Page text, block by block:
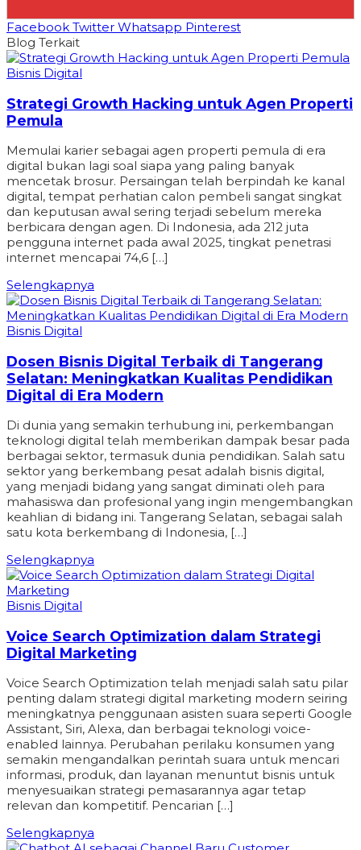
Facebook Twitter Whatsapp Pinterest
Blog Terkait
Bisnis Digital
Strategi Growth Hacking untuk Agen Properti
Pemula
Memulai karier sebagai agen properti pemula di era
digital bukan lagi soal siapa yang paling banyak
mencetak brosur. Persaingan telah berpindah ke kanal
digital, tempat perhatian calon pembeli sangat singkat
dan keputusan awal sering terjadi sebelum mereka
berbicara dengan agen. Di Indonesia, ada 212 juta
pengguna internet pada awal 2025, tingkat penetrasi
internet mencapai 74,6 […]
Selengkapnya
Bisnis Digital
Dosen Bisnis Digital Terbaik di Tangerang
Selatan: Meningkatkan Kualitas Pendidikan
Digital di Era Modern
Di dunia yang semakin terhubung ini, perkembangan
teknologi digital telah memberikan dampak besar pada
berbagai sektor, termasuk dunia pendidikan. Salah satu
sektor yang berkembang pesat adalah bisnis digital,
yang menjadi bidang yang sangat diminati oleh para
mahasiswa dan profesional yang ingin mengembangkan
keahlian di bidang ini. Tangerang Selatan, sebagai salah
satu kota berkembang di Indonesia, […]
Selengkapnya
Bisnis Digital
Voice Search Optimization dalam Strategi
Digital Marketing
Voice Search Optimization telah menjadi salah satu pilar
penting dalam strategi digital marketing modern seiring
meningkatnya penggunaan asisten suara seperti Google
Assistant, Siri, Alexa, dan berbagai teknologi voice-
enabled lainnya. Perubahan perilaku konsumen yang
semakin mengandalkan perintah suara untuk mencari
informasi, produk, dan layanan menuntut bisnis untuk
menyesuaikan strategi pemasarannya agar tetap
relevan dan kompetitif. Pencarian […]
Selengkapnya